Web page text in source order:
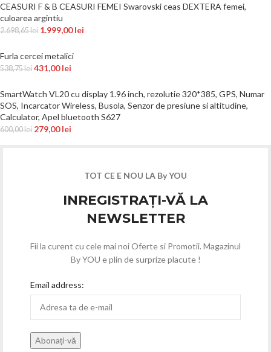
CEASURI F & B CEASURI FEMEI Swarovski ceas DEXTERA femei,
culoarea argintiu
2.698,65lei 1.999,00lei
Furla cercei metalici
538,75lei 431,00lei
SmartWatch VL20 cu display 1.96 inch, rezolutie 320*385, GPS, Numar
SOS, Incarcator Wireless, Busola, Senzor de presiune si altitudine,
Calculator, Apel bluetooth S627
600,00lei 279,00lei
TOT CE E NOU LA By YOU
INREGISTRAȚI-VĂ LA
NEWSLETTER
Fii la curent cu cele mai noi Oferte si Promotii. Magazinul
By YOU e plin de surprize placute !
Email address: